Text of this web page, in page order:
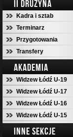
II DRUŻYNA
Kadra i sztab
Terminarz
Przygotowania
Transfery
AKADEMIA
Widzew Łódź U-19
Widzew Łódź U-17
Widzew Łódź U-16
Widzew Łódź U-15
INNE SEKCJE